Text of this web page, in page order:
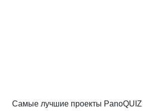
Самые лучшие проекты PanoQUIZ